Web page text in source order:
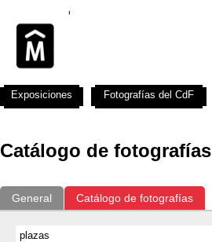
Catálogo de fotografías
General Catálogo de fotografías
Exposiciones Fotografías del CdF